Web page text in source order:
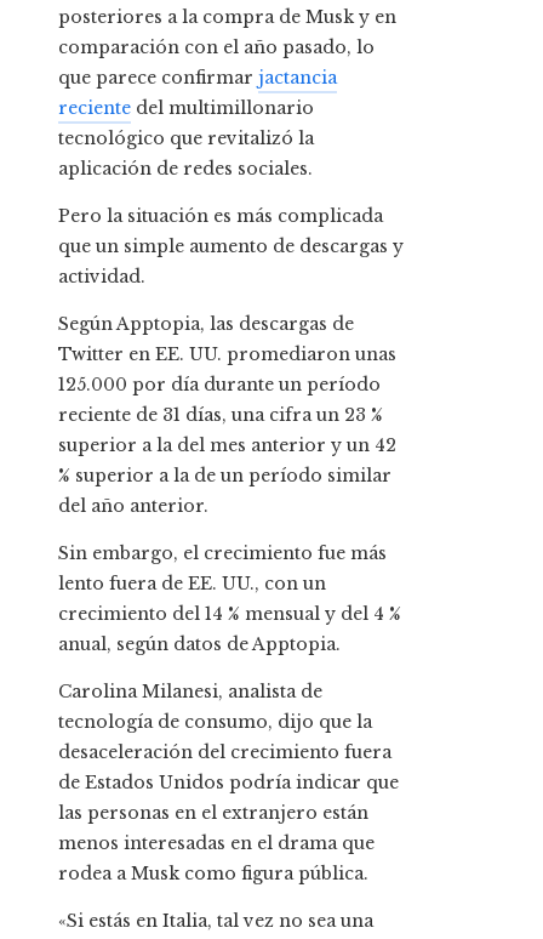
posteriores a la compra de Musk y en
comparación con el año pasado, lo
que parece confirmar jactancia
reciente del multimillonario
tecnológico que revitalizó la
aplicación de redes sociales.
Pero la situación es más complicada
que un simple aumento de descargas y
actividad.
Según Apptopia, las descargas de
Twitter en EE. UU. promediaron unas
125.000 por día durante un período
reciente de 31 días, una cifra un 23 %
superior a la del mes anterior y un 42
% superior a la de un período similar
del año anterior.
Sin embargo, el crecimiento fue más
lento fuera de EE. UU., con un
crecimiento del 14 % mensual y del 4 %
anual, según datos de Apptopia.
Carolina Milanesi, analista de
tecnología de consumo, dijo que la
desaceleración del crecimiento fuera
de Estados Unidos podría indicar que
las personas en el extranjero están
menos interesadas en el drama que
rodea a Musk como figura pública.
«Si estás en Italia, tal vez no sea una